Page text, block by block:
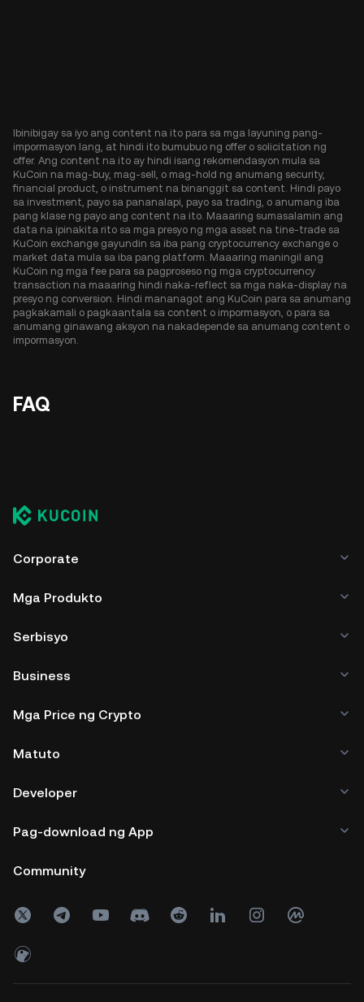
Ibinibigay sa iyo ang content na ito para sa mga layuning pang-
impormasyon lang, at hindi ito bumubuo ng offer o solicitation ng
offer. Ang content na ito ay hindi isang rekomendasyon mula sa
KuCoin na mag-buy, mag-sell, o mag-hold ng anumang security,
financial product, o instrument na binanggit sa content. Hindi payo
sa investment, payo sa pananalapi, payo sa trading, o anumang iba
pang klase ng payo ang content na ito. Maaaring sumasalamin ang
data na ipinakita rito sa mga presyo ng mga asset na tine-trade sa
KuCoin exchange gayundin sa iba pang cryptocurrency exchange o
market data mula sa iba pang platform. Maaaring maningil ang
KuCoin ng mga fee para sa pagproseso ng mga cryptocurrency
transaction na maaaring hindi naka-reflect sa mga naka-display na
presyo ng conversion. Hindi mananagot ang KuCoin para sa anumang
pagkakamali o pagkaantala sa content o impormasyon, o para sa
anumang ginawang aksyon na nakadepende sa anumang content o
impormasyon.
FAQ
Corporate
Mga Produkto
Serbisyo
Business
Mga Price ng Crypto
Matuto
Developer
Pag-download ng App
Community